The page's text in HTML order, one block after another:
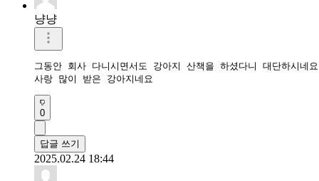
냥냥
그동안 회사 다니시면서도 강아지 산책을 하셨다니 대단하시네요
사랑 많이 받은 강아지네요
0
답글 쓰기
2025.02.24 18:44